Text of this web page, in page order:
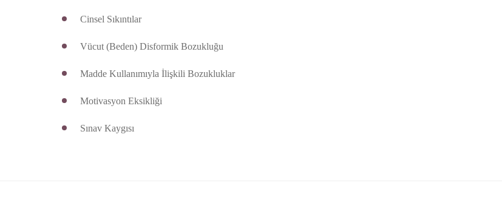
Cinsel Sıkıntılar
Vücut (Beden) Disformik Bozukluğu
Madde Kullanımıyla İlişkili Bozukluklar
Motivasyon Eksikliği
Sınav Kaygısı